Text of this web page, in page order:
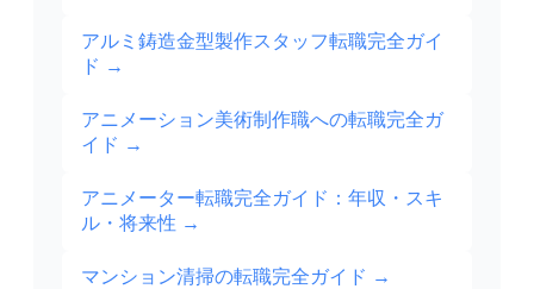
アルミ鋳造金型製作スタッフ転職完全ガイ
ド →
アニメーション美術制作職への転職完全ガ
イド →
アニメーター転職完全ガイド：年収・スキ
ル・将来性 →
マンション清掃の転職完全ガイド →